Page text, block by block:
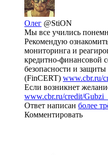
Олег @StiON
Мы все учились
Рекомендую
мониторинга и
кредитно-финансовой
безопасности и
(FinCERT) www.cbr.ru/
Если возникнет
www.cbr.ru/credit/
Ответ написан более
Комментировать